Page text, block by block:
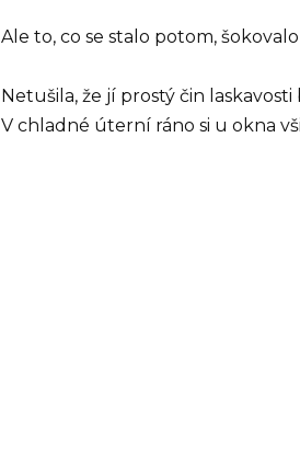
Ale to, co se stalo potom,
Netušila, že jí prostý čin
V chladné úterní ráno si u okna